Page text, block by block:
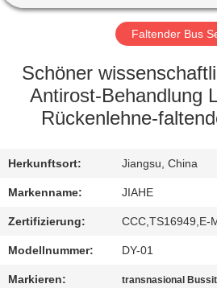
FABRIK-
SIE
MIT
UNS
IN
VERBINDUNG
Faltender Bus
Schöner
Antirost-Behandlung
Rückenlehne-
Herkunftsort: Jiangsu, China
Markenname: JIAHE
Zertifizierung: CCC,TS16949,E-
Modellnummer: DY-01
Markieren: transnasional